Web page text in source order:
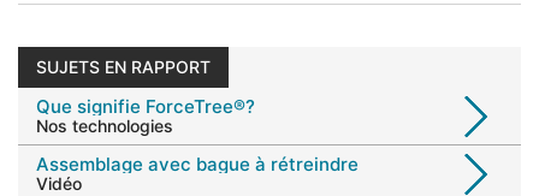
SUJETS EN RAPPORT
Que signifie ForceTree®?
Nos technologies
Assemblage avec bague à rétreindre
Vidéo